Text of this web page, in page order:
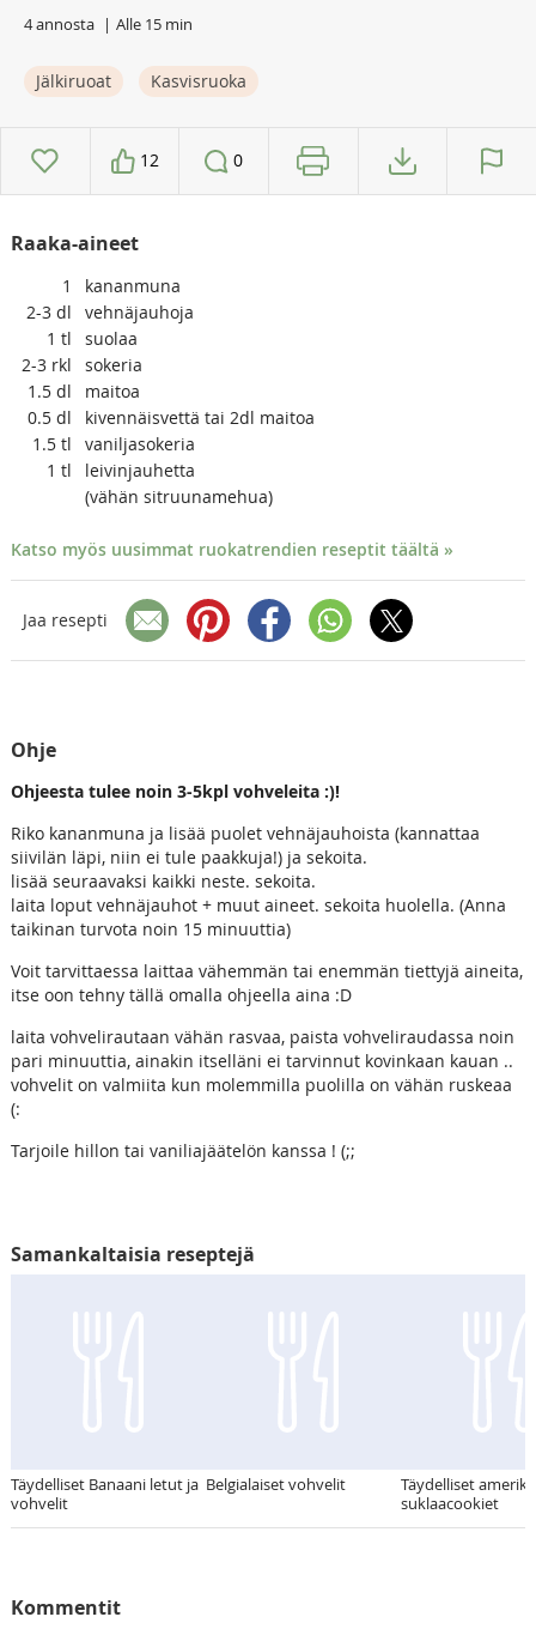
4 annosta Alle 15 min
Jälkiruoat Kasvisruoka
12 0
Raaka-aineet
1
kananmuna
2-3 dl
vehnäjauhoja
1 tl
suolaa
2-3 rkl
sokeria
1.5 dl
maitoa
0.5 dl
kivennäisvettä tai 2dl maitoa
1.5 tl
vaniljasokeria
1 tl
leivinjauhetta
(vähän sitruunamehua)
Katso myös uusimmat ruokatrendien reseptit täältä »
Jaa resepti
Ohje
Ohjeesta tulee noin 3-5kpl vohveleita :)!
Riko kananmuna ja lisää puolet vehnäjauhoista (kannattaa
siivilän läpi, niin ei tule paakkuja!) ja sekoita.
lisää seuraavaksi kaikki neste. sekoita.
laita loput vehnäjauhot + muut aineet. sekoita huolella. (Anna
taikinan turvota noin 15 minuuttia)
Voit tarvittaessa laittaa vähemmän tai enemmän tiettyjä aineita,
itse oon tehny tällä omalla ohjeella aina :D
laita vohvelirautaan vähän rasvaa, paista vohveliraudassa noin
pari minuuttia, ainakin itselläni ei tarvinnut kovinkaan kauan ..
vohvelit on valmiita kun molemmilla puolilla on vähän ruskeaa
(:
Tarjoile hillon tai vaniliajäätelön kanssa ! (;;
Samankaltaisia reseptejä
Täydelliset Banaani letut ja
vohvelit
Belgialaiset vohvelit
Täydelliset
suklaacookiet
Kommentit